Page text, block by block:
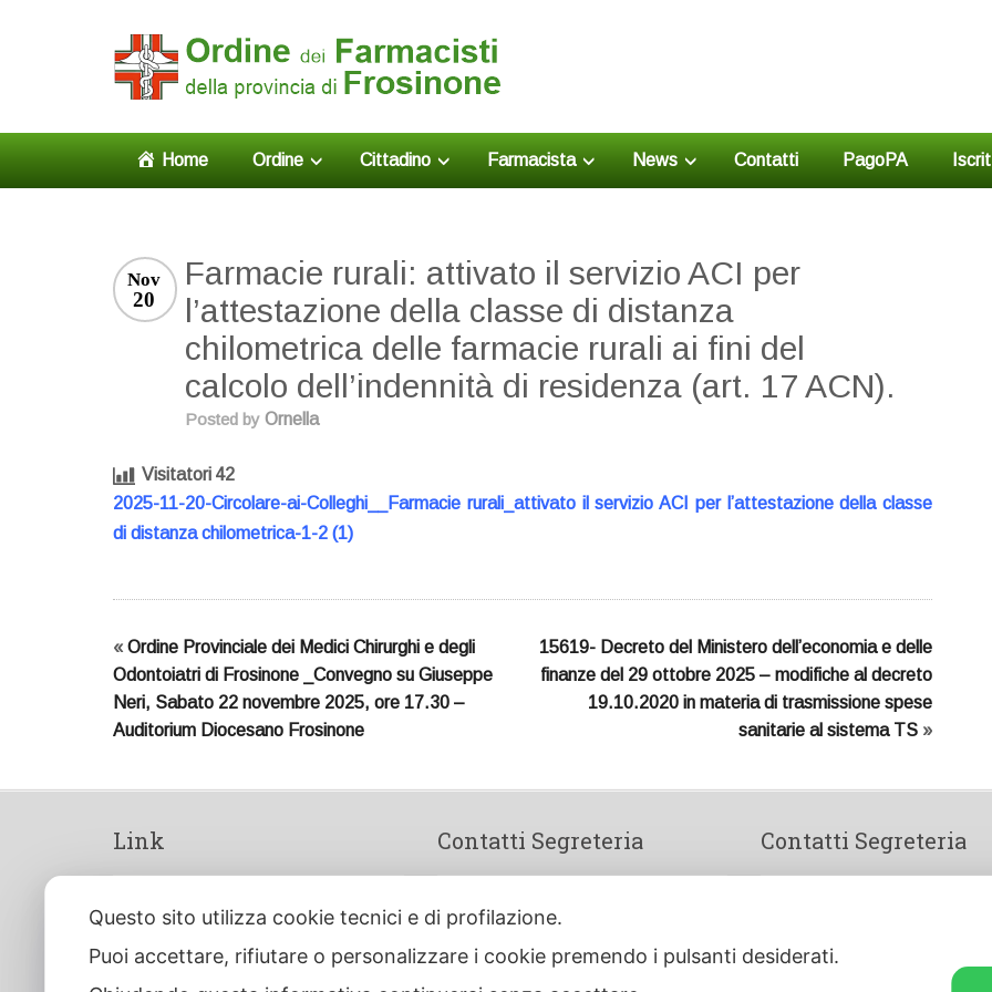
Home Ordine Cittadino Farmacista News Contatti PagoPA
Farmacie rurali: attivato il servizio ACI per
l’attestazione della classe di distanza
chilometrica delle farmacie rurali ai fini del
calcolo dell’indennità di residenza (art. 17 ACN).
Nov
20
Posted by Ornella
Visitatori 42
2025-11-20-Circolare-ai-Colleghi__Farmacie rurali_attivato il servizio ACI per l’attestazione della classe
di distanza chilometrica-1-2 (1)
« Ordine Provinciale dei Medici Chirurghi e degli
Odontoiatri di Frosinone _Convegno su Giuseppe
Neri, Sabato 22 novembre 2025, ore 17.30 –
Auditorium Diocesano Frosinone
15619- Decreto del Ministero dell’economia e delle
finanze del 29 ottobre 2025 – modifiche al decreto
19.10.2020 in materia di trasmissione spese
sanitarie al sistema TS »
Link
>Siti Tematici
> Cerco/Offro lavoro
Contatti Segreteria
P.zza Aonio Paleario, 7
Tel. 0775 210377
Contatti Segreteria
Questo sito utilizza cookie tecnici e di profilazione.
Puoi accettare, rifiutare o personalizzare i cookie premendo i pulsanti desiderati.